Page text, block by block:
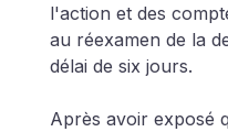
l'action et des
au réexamen de la
délai de six jours.
Après avoir exposé